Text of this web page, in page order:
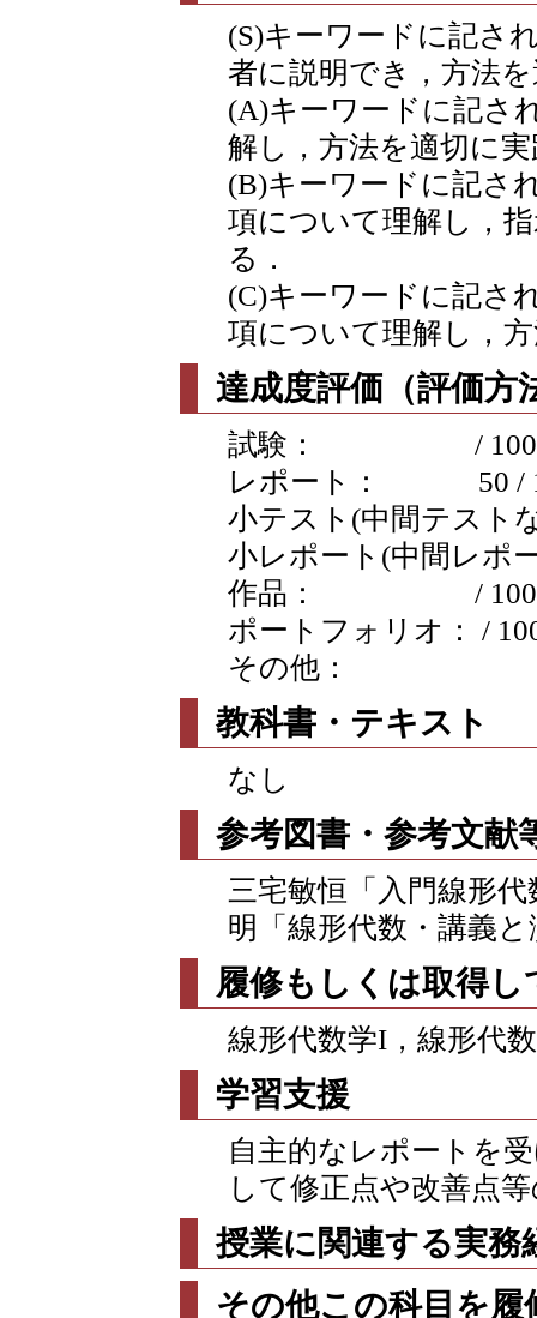
(S)キーワードに記さ
者に説明でき，方法
(A)キーワードに記さ
解し，方法を適切に
(B)キーワードに記さ
項について理解し，
る．
(C)キーワードに記さ
項について理解し，
達成度評価（評価方
試験： / 100
レポート： 50 /
小テスト(中間テスト
小レポート(中間レポ
作品： / 100
ポートフォリオ： /
その他：
教科書・テキスト
なし
参考図書・参考文献
三宅敏恒「入門線形
明「線形代数・講義
履修もしくは取得
線形代数学I，線形代
学習支援
自主的なレポートを
して修正点や改善点
授業に関連する実務
その他この科目を